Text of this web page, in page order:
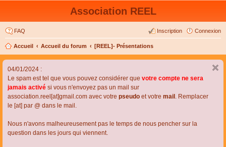
Association REEL
FAQ Connexion
Inscription
Accueil Accueil du forum [REEL]- Présentations
04/01/2024 :
Le spam est tel que vous pouvez considérer que votre compte ne sera
jamais activé si vous n'envoyez pas un mail sur
association.reel[at]gmail.com avec votre pseudo et votre mail . Remplacer
le [at] par @ dans le mail.
Nous n'avons malheureusement pas le temps de nous pencher sur la
question dans les jours qui viennent.